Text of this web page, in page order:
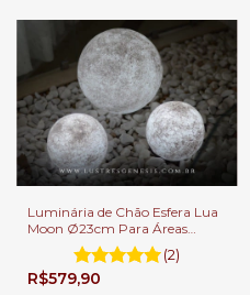
Luminária de Chão Esfera Lua
Moon Ø23cm Para Áreas
Internas e Externas.
(2)
R$579,90